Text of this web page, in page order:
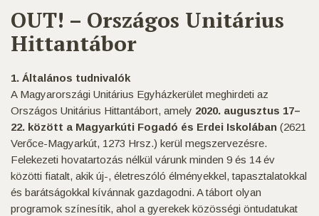
OUT! – Országos Unitárius
Hittantábor
1. Általános tudnivalók
A Magyarországi Unitárius Egyházkerület meghirdeti az
Országos Unitárius Hittantábort, amely 2020. augusztus 17–
22. között a Magyarkúti Fogadó és Erdei Iskolában (2621
Verőce-Magyarkút, 1273 Hrsz.) kerül megszervezésre.
Felekezeti hovatartozás nélkül várunk minden 9 és 14 év
közötti fiatalt, akik új-, életreszóló élményekkel, tapasztalatokkal
és barátságokkal kívánnak gazdagodni. A tábort olyan
programok színesítik, ahol a gyerekek közösségi öntudatukat